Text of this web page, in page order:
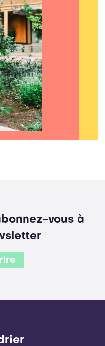
vous à